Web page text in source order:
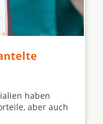
haben
aber auch